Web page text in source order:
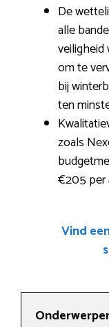
De
alle
om te
bij
ten
zoals
€205 per
Vind